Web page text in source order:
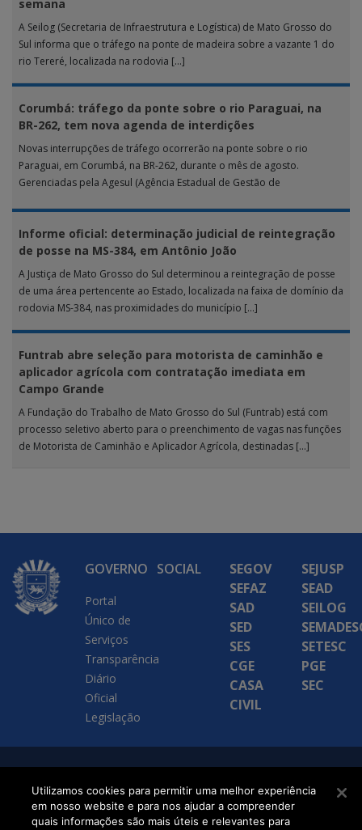
semana
A Seilog (Secretaria de Infraestrutura e Logística) de Mato Grosso do
Sul informa que o tráfego na ponte de madeira sobre a vazante 1 do
rio Tereré, localizada na rodovia […]
Corumbá: tráfego da ponte sobre o rio Paraguai, na
BR-262, tem nova agenda de interdições
Novas interrupções de tráfego ocorrerão na ponte sobre o rio
Paraguai, em Corumbá, na BR-262, durante o mês de agosto.
Gerenciadas pela Agesul (Agência Estadual de Gestão de
Informe oficial: determinação judicial de reintegração
de posse na MS-384, em Antônio João
A Justiça de Mato Grosso do Sul determinou a reintegração de posse
de uma área pertencente ao Estado, localizada na faixa de domínio da
rodovia MS-384, nas proximidades do município […]
Funtrab abre seleção para motorista de caminhão e
aplicador agrícola com contratação imediata em
Campo Grande
A Fundação do Trabalho de Mato Grosso do Sul (Funtrab) está com
processo seletivo aberto para o preenchimento de vagas nas funções
de Motorista de Caminhão e Aplicador Agrícola, destinadas […]
GOVERNO
Portal
Único de
Serviços
Transparência
Diário
Oficial
Legislação
SOCIAL
SEGOV
SEFAZ
SAD
SED
SES
CGE
CASA
CIVIL
SEJUSP
SEAD
SEILOG
SETESC
PGE
SEC
Executiva de
Transformação Digital
Utilizamos cookies para permitir uma melhor experiência
em nosso website e para nos ajudar a compreender
quais informações são mais úteis e relevantes para